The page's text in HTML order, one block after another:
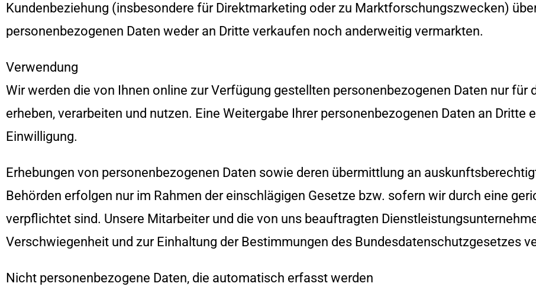
Kundenbeziehung (insbesondere für Direktmarketing oder zu Marktforschungszwecken)
personenbezogenen Daten weder an Dritte verkaufen noch anderweitig vermarkten.
Verwendung
Wir werden die von Ihnen online zur Verfügung gestellten personenbezogenen Daten nur für
erheben, verarbeiten und nutzen. Eine Weitergabe Ihrer personenbezogenen Daten an
Einwilligung.
Erhebungen von personenbezogenen Daten sowie deren übermittlung an
Behörden erfolgen nur im Rahmen der einschlägigen Gesetze bzw. sofern wir durch eine
verpflichtet sind. Unsere Mitarbeiter und die von uns beauftragten
Verschwiegenheit und zur Einhaltung der Bestimmungen des Bundesdatenschutzgesetzes
Nicht personenbezogene Daten, die automatisch erfasst werden